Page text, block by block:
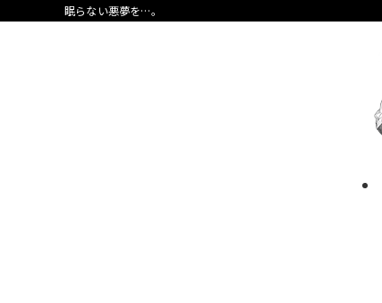
眠らない悪夢を…。